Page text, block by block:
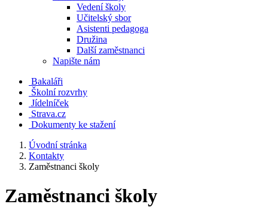
Vedení školy
Učitelský sbor
Asistenti pedagoga
Družina
Další zaměstnanci
Napište nám
Bakaláři
Školní rozvrhy
Jídelníček
Strava.cz
Dokumenty ke stažení
Úvodní stránka
Kontakty
Zaměstnanci školy
Zaměstnanci školy